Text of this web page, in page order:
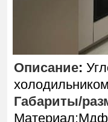
Описание:
Габариты/
Материал:Мдф